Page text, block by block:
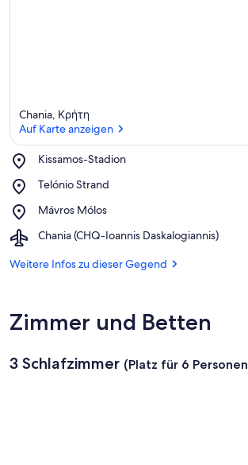
Chania, Κρήτη
Auf Karte anzeigen
Kissamos-Stadion
Place,
Stadion
Telónio Strand
Place,
Strand
Mávros Mólos
Place,
Mólos
Chania (CHQ-Ioannis Daskalogiannis)
Airport,
(CHQ-
Weitere Infos zu dieser Gegend
Zimmer und Betten
3 Schlafzimmer (Platz für 6